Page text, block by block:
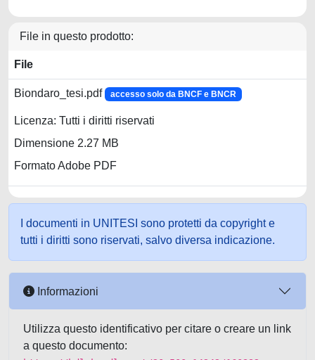
File in questo prodotto:
File
Biondaro_tesi.pdf accesso solo da BNCF e BNCR
Licenza: Tutti i diritti riservati
Dimensione 2.27 MB
Formato Adobe PDF
I documenti in UNITESI sono protetti da copyright e
tutti i diritti sono riservati, salvo diversa indicazione.
Informazioni
Utilizza questo identificativo per citare o creare un link
a questo documento: